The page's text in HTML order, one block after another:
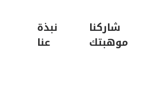
نبذة
عنا
شاركنا
موهبتك